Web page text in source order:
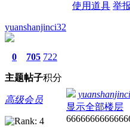
使用道具 举
yuanshanjinci32
0
主题
705
帖子
722
积分
高级会员
显示全部楼层